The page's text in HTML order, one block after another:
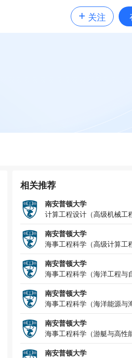
+ 关注
相关推荐
南安普顿大学
计算工程设计（高级机械工
学硕士
南安普顿大学
海事工程科学（高级计算工
士
南安普顿大学
海事工程科学（海洋工程与
硕士
南安普顿大学
海事工程科学（海洋能源与
理学硕士
南安普顿大学
海事工程科学（游艇与高性
学硕士
南安普顿大学